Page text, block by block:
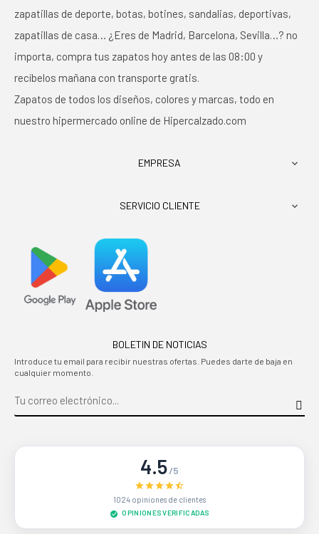
zapatillas de deporte, botas, botines, sandalias, deportivas,
zapatillas de casa… ¿Eres de Madrid, Barcelona, Sevilla…? no
importa, compra tus zapatos hoy antes de las 08:00 y
recíbelos mañana con transporte gratis.
Zapatos de todos los diseños, colores y marcas, todo en
nuestro hipermercado online de Hipercalzado.com
EMPRESA 
SERVICIO CLIENTE 
BOLETIN DE NOTICIAS
Introduce tu email para recibir nuestras ofertas. Puedes darte de baja en
cualquier momento.
4.5/5
1024 opiniones de clientes
OPINIONES VERIFICADAS